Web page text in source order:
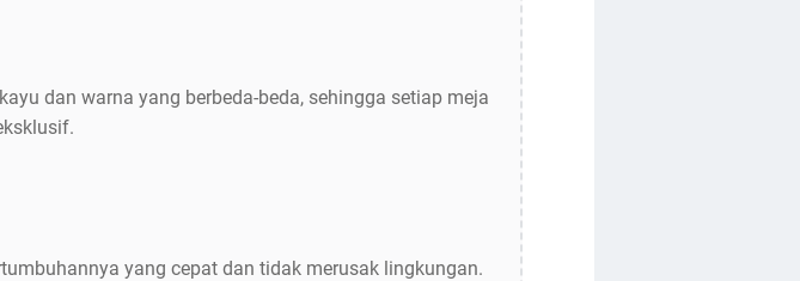
dan warna yang berbeda-beda, sehingga setiap meja
yang cepat dan tidak merusak lingkungan.